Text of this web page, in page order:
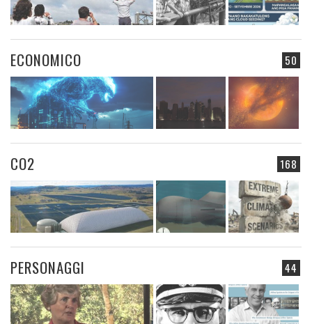
50
ECONOMICO
168
CO2
44
PERSONAGGI